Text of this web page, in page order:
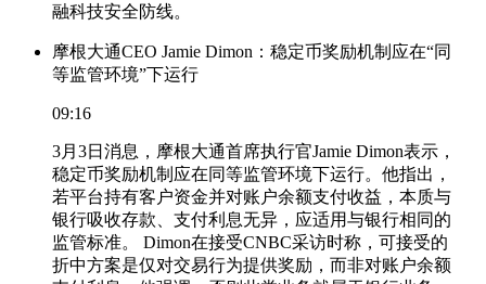
融科技安全防线。
摩根大通CEO Jamie Dimon：稳定币奖励机制应在“同
等监管环境”下运行
09:16
3月3日消息，摩根大通首席执行官Jamie Dimon表示，
稳定币奖励机制应在同等监管环境下运行。他指出，
若平台持有客户资金并对账户余额支付收益，本质与
银行吸收存款、支付利息无异，应适用与银行相同的
监管标准。 Dimon在接受CNBC采访时称，可接受的
折中方案是仅对交易行为提供奖励，而非对账户余额